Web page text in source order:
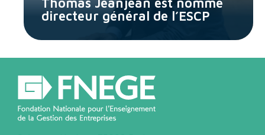
directeur général de l’ESCP